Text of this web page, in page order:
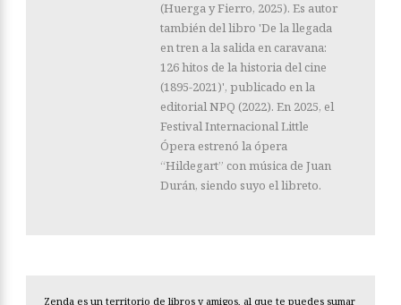
(Huerga y Fierro, 2025). Es autor
también del libro 'De la llegada
en tren a la salida en caravana:
126 hitos de la historia del cine
(1895-2021)', publicado en la
editorial NPQ (2022). En 2025, el
Festival Internacional Little
Ópera estrenó la ópera
“Hildegart” con música de Juan
Durán, siendo suyo el libreto.
Zenda es un territorio de libros y amigos, al que te puedes sumar